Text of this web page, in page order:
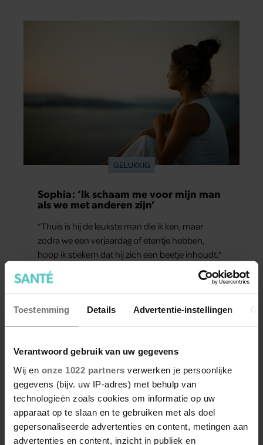
Toestemming Details Advertentie-instellingen
Verantwoord gebruik van uw gegevens
Wij en onze 1022 partners verwerken je persoonlijke
gegevens (bijv. uw IP-adres) met behulp van
technologieën zoals cookies om informatie op uw
apparaat op te slaan en te gebruiken met als doel
gepersonaliseerde advertenties en content, metingen aan
advertenties en content, inzicht in publiek en
GELUKKIG
Sophia: ‘Ik schaam me voor mijn man
als we met anderen zijn’
“Thuis is hij de leukste man die ik ken, maar
zodra we een verjaardag of etentje hebben,
hoop ik stiekem dat hij zich een beetje inhoudt.”
Sophia (38) is al twaalf jaar samen met haar
partner en thuis is hij precies de man op wie ze
verliefd werd: lief, zorgzaam en grappig. Toch
merkt ze dat ze zich steeds vaker schaamt zodra
ze samen onder de mensen zijn.